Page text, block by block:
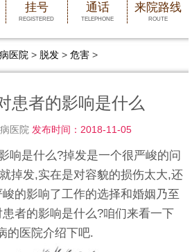
挂号
REGISTERED
通话
TELEPHONE
来院路线
ROUTE
医院> 脱发> 危害>
患者的影响是什么
医院 发布时间：2018-11-05
响是什么?掉发是一个很严峻的问
掉发,实在是对容貌的损伤太大,还
的影响了工作的选择和婚姻乃至
者的影响是什么?咱们来看一下
的医院介绍下吧.